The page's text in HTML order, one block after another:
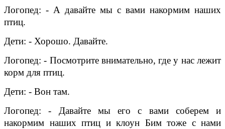
Логопед: - А давайте мы с вами накормим наших
птиц.
Дети: - Хорошо. Давайте.
Логопед: - Посмотрите внимательно, где у нас лежит
корм для птиц.
Дети: - Вон там.
Логопед: - Давайте мы его с вами соберем и
накормим наших птиц и клоун Бим тоже с нами